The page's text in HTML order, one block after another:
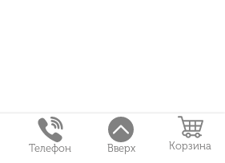
Телефон Вверх Корзина